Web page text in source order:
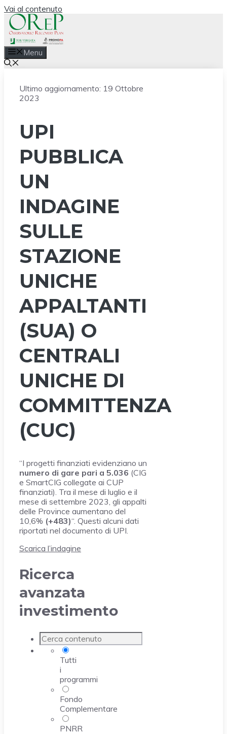
Vai al contenuto
Menu
Ultimo aggiornamento: 19 Ottobre
2023
UPI
PUBBLICA
UN
INDAGINE
SULLE
STAZIONE
UNICHE
APPALTANTI
(SUA) O
CENTRALI
UNICHE DI
COMMITTENZA
(CUC)
“I progetti finanziati evidenziano un
numero di gare pari a 5.036 (CIG
e SmartCIG collegate ai CUP
finanziati). Tra il mese di luglio e il
mese di settembre 2023, gli appalti
delle Province aumentano del
10,6% (+483)“. Questi alcuni dati
riportati nel documento di UPI.
Scarica l’indagine
Ricerca
avanzata
investimento
Tutti
i
programmi
Fondo
Complementare
PNRR